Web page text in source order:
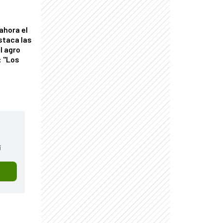
el
las
agro
"Los